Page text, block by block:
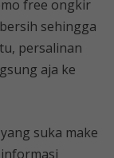
free ongkir
sehingga
persalinan
aja ke
suka make